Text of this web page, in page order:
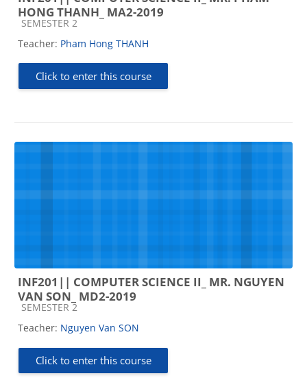
HONG THANH_ MA2-2019
Course category
SEMESTER 2
Teacher: Pham Hong THANH
Click to enter this course
INF201|| COMPUTER SCIENCE II_ MR. NGUYEN
VAN SON_ MD2-2019
Course category
SEMESTER 2
Teacher: Nguyen Van SON
Click to enter this course